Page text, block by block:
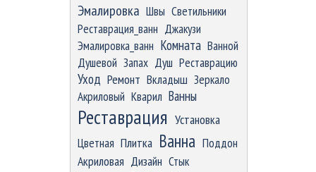
Эмалировка Швы Светильники
Реставрация_ванн Джакузи
Эмалировка_ванн Комната Ванной
Душевой Запах Душ Реставрацию
Уход Ремонт Вкладыш Зеркало
Акриловый Кварил Ванны
Реставрация Установка
Цветная Плитка Ванна Поддон
Акриловая Дизайн Стык